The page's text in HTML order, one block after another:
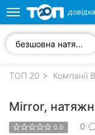
компанії
Toggle
navigation
безшовна натяжна стеля
ТОП 20 Компанії
Mirror,
0.0 0